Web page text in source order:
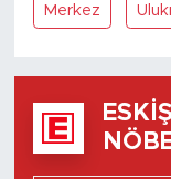
Merkez